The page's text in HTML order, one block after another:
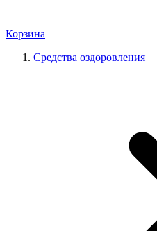
Корзина
Средства оздоровления